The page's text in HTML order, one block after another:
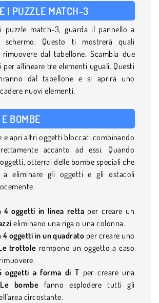
I PUZZLE MATCH-3
puzzle match-3, guarda il pannello a
schermo. Questo ti mostrerà quali
dal tabellone. Scambia due
allineare tre elementi uguali. Questi
dal tabellone e si aprirà uno
nuovi elementi.
BOMBE
e apri altri oggetti bloccati combinando
accanto ad essi. Quando
otterrai delle bombe speciali che
a eliminare gli oggetti e gli ostacoli
4 oggetti in linea retta per creare un
eliminano una riga o una colonna.
4 oggetti in un quadrato per creare uno
trottole rompono un oggetto a caso
oggetti a forma di T per creare una
Le bombe fanno esplodere tutti gli
circostante.